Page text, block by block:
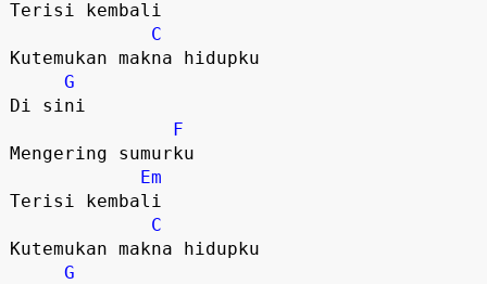
Terisi kembali
C
Kutemukan makna hidupku
G
Di sini
F
Mengering sumurku
Em
Terisi kembali
C
Kutemukan makna hidupku
G